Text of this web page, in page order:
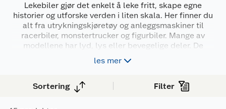
Lekebiler gjør det enkelt å leke fritt, skape egne
historier og utforske verden i liten skala. Her finner du
alt fra utrykningskjøretøy og anleggsmaskiner til
racerbiler, monstertrucker og figurbiler. Mange av
modellene har lyd, lys eller bevegelige deler. De
passer til både rolleleker og actionfylte bilbaner.
Lekebiler gir barna mulighet til å bruke fantasien og
sammen med andre.
les mer
Sortering Filter